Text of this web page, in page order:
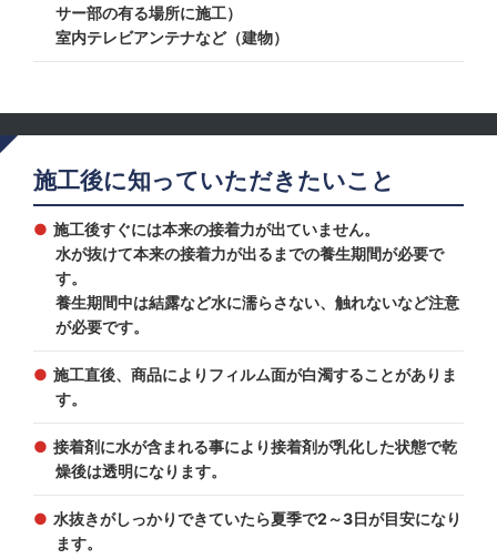
サー部の有る場所に施工）
室内テレビアンテナなど（建物）
施工後に知っていただきたいこと
施工後すぐには本来の接着力が出ていません。
水が抜けて本来の接着力が出るまでの養生期間が必要で
す。
養生期間中は結露など水に濡らさない、触れないなど注意
が必要です。
施工直後、商品によりフィルム面が白濁することがありま
す。
接着剤に水が含まれる事により接着剤が乳化した状態で乾
燥後は透明になります。
水抜きがしっかりできていたら夏季で2～3日が目安になり
ます。